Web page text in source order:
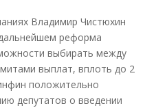
Владимир Чистюхин
реформа
выбирать между
выплат, вплоть до 2
положительно
депутатов о введении